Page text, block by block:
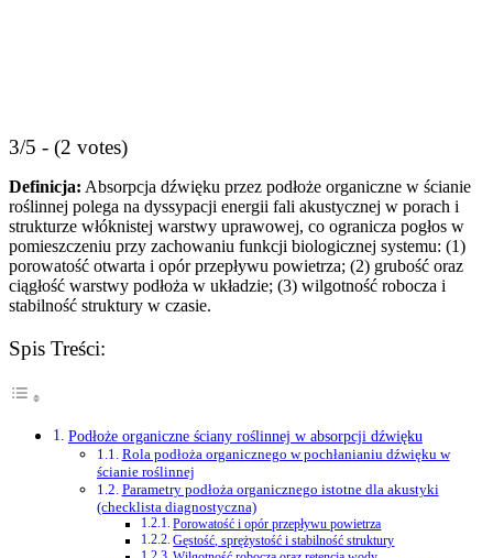
3/5 - (2 votes)
Definicja: Absorpcja dźwięku przez podłoże organiczne w ścianie
roślinnej polega na dyssypacji energii fali akustycznej w porach i
strukturze włóknistej warstwy uprawowej, co ogranicza pogłos w
pomieszczeniu przy zachowaniu funkcji biologicznej systemu: (1)
porowatość otwarta i opór przepływu powietrza; (2) grubość oraz
ciągłość warstwy podłoża w układzie; (3) wilgotność robocza i
stabilność struktury w czasie.
Spis Treści:
Podłoże organiczne ściany roślinnej w absorpcji dźwięku
Rola podłoża organicznego w pochłanianiu dźwięku w
ścianie roślinnej
Parametry podłoża organicznego istotne dla akustyki
(checklista diagnostyczna)
Porowatość i opór przepływu powietrza
Gęstość, sprężystość i stabilność struktury